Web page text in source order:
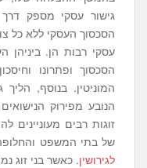
גישור עסקי מספק
הסכסוך העסקי ללא כל
עסקי רבות הן. ביניהן
הסכסוך ופתרונו
המוניטין. בנוסף,
הנובע מפירוק
זוגות רבים מעוניינים
של בתי המשפט
לגירושין. כאשר בני זוג